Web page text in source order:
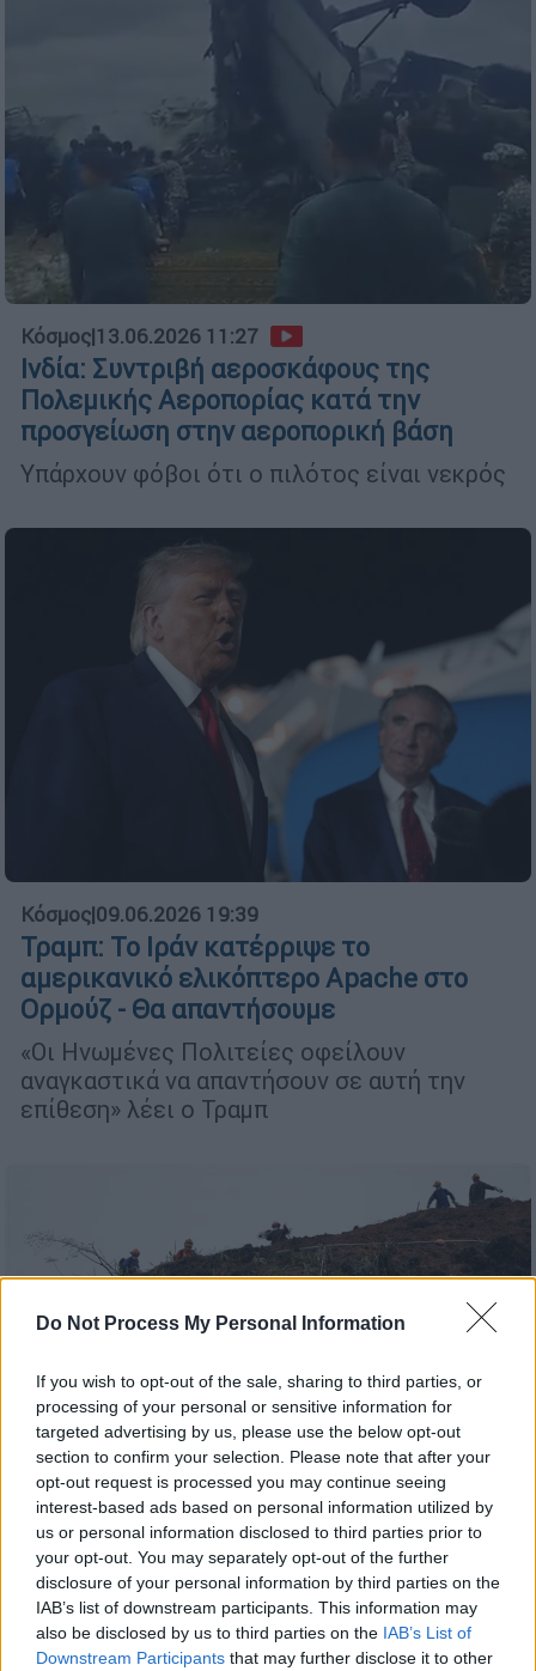
Do Not Process My Personal Information
If you wish to opt-out of the sale, sharing to third parties, or
processing of your personal or sensitive information for
targeted advertising by us, please use the below opt-out
section to confirm your selection. Please note that after your
opt-out request is processed you may continue seeing
interest-based ads based on personal information utilized by
us or personal information disclosed to third parties prior to
your opt-out. You may separately opt-out of the further
disclosure of your personal information by third parties on the
IAB’s list of downstream participants. This information may
also be disclosed by us to third parties on the IAB’s List of
Downstream Participants that may further disclose it to other
Κόσμος|13.06.2026 11:27
Ινδία: Συντριβή αεροσκάφους της
Πολεμικής Αεροπορίας κατά την
προσγείωση στην αεροπορική βάση
Υπάρχουν φόβοι ότι ο πιλότος είναι νεκρός
Κόσμος|09.06.2026 19:39
Τραμπ: Το Ιράν κατέρριψε το
αμερικανικό ελικόπτερο Apache στο
Ορμούζ - Θα απαντήσουμε
«Οι Ηνωμένες Πολιτείες οφείλουν
αναγκαστικά να απαντήσουν σε αυτή την
επίθεση» λέει ο Τραμπ
Κόσμος|04.05.2026 21:52
Θρίλερ με αεροπορικό δυστύχημα στην
Κίνα - Τα νέα δεδομένα πτήσης που
«δείχνουν» σκόπιμη συντριβή